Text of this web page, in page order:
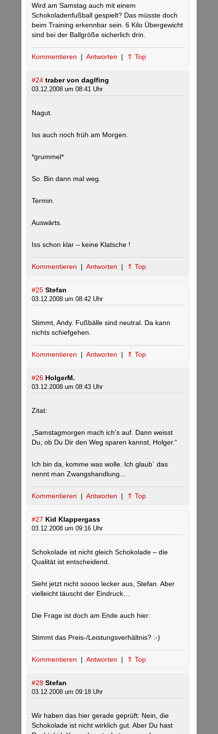
Wird am Samstag auch mit einem
Schokoladenfußball gespielt? Das müsste doch
beim Training erkennbar sein. 6 Kilo Übergewicht
sind bei der Ballgröße sicherlich drin.
Kommentieren | Antworten | ⇑ Top
#24 traber von daglfing
03.12.2008 um 08:41 Uhr
Nagut.
Iss auch noch früh am Morgen.
*grummel*
So. Bin dann mal weg.
Termin.
Auswärts.
Iss schon klar – keine Klatsche !
Kommentieren | Antworten | ⇑ Top
#25 Stefan
03.12.2008 um 08:42 Uhr
Stimmt, Andy. Fußbälle sind neutral. Da kann
nichts schiefgehen.
Kommentieren | Antworten | ⇑ Top
#26 HolgerM.
03.12.2008 um 08:43 Uhr
Zitat:
„Samstagmorgen mach ich’s auf. Dann weisst
Du, ob Du Dir den Weg sparen kannst, Holger.“
Ich bin da, komme was wolle. Ich glaub` das
nennt man Zwangshandlung…
Kommentieren | Antworten | ⇑ Top
#27 Kid Klappergass
03.12.2008 um 09:16 Uhr
Schokolade ist nicht gleich Schokolade – die
Qualität ist entscheidend.
Sieht jetzt nicht soooo lecker aus, Stefan. Aber
vielleicht täuscht der Eindruck…
Die Frage ist doch am Ende auch hier:
Stimmt das Preis-/Leistungsverhältnis? :-)
Kommentieren | Antworten | ⇑ Top
#28 Stefan
03.12.2008 um 09:18 Uhr
Wir haben das hier gerade geprüft: Nein, die
Schokolade ist nicht wirklich gut. Aber Du hast